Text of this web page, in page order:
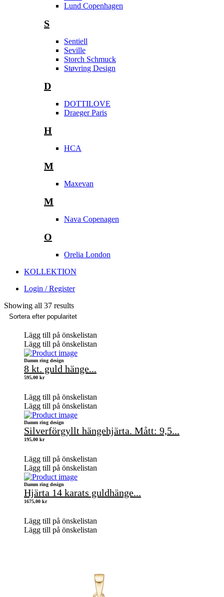
Lund Copenhagen
S
Sentiell
Seville
Storch Schmuck
Støvring Design
D
DOTTILOVE
Draeger Paris
H
HCA
M
Maxevan
M
Nava Copenagen
O
Orelia London
KOLLEKTION
Login / Register
Showing all 37 results
Lägg till på önskelistan
Lägg till på önskelistan
Damm ring design
8 kt. guld hänge...
595,00 kr
Lägg till på önskelistan
Lägg till på önskelistan
Damm ring design
Silverförgyllt hängehjärta. Mått: 9,5...
195,00 kr
Lägg till på önskelistan
Lägg till på önskelistan
Damm ring design
Hjärta 14 karats guldhänge...
1675,00 kr
Lägg till på önskelistan
Lägg till på önskelistan